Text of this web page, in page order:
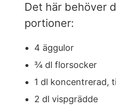
Det här behöver
portioner:
4 äggulor
¾ dl florsocker
1 dl koncentrerad,
2 dl vispgrädde